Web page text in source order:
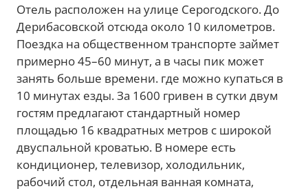
Отель расположен на улице Серогодского. До
Дерибасовской отсюда около 10 километров.
Поездка на общественном транспорте займет
примерно 45–60 минут, а в часы пик может
занять больше времени. где можно купаться в
10 минутах езды. За 1600 гривен в сутки двум
гостям предлагают стандартный номер
площадью 16 квадратных метров с широкой
двуспальной кроватью. В номере есть
кондиционер, телевизор, холодильник,
рабочий стол, отдельная ванная комната,